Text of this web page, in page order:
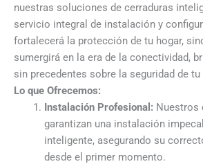
nuestras soluciones de cerraduras
servicio integral de instalación y
fortalecerá la protección de tu hogar,
sumergirá en la era de la conectividad,
sin precedentes sobre la seguridad de
Lo que Ofrecemos:
Instalación Profesional: Nuestros
garantizan una instalación
inteligente, asegurando su
desde el primer momento.